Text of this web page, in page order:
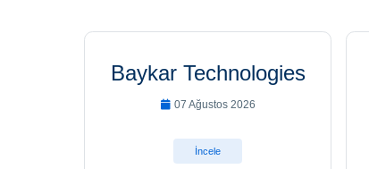
Baykar Technologies
07 Ağustos 2026
İncele